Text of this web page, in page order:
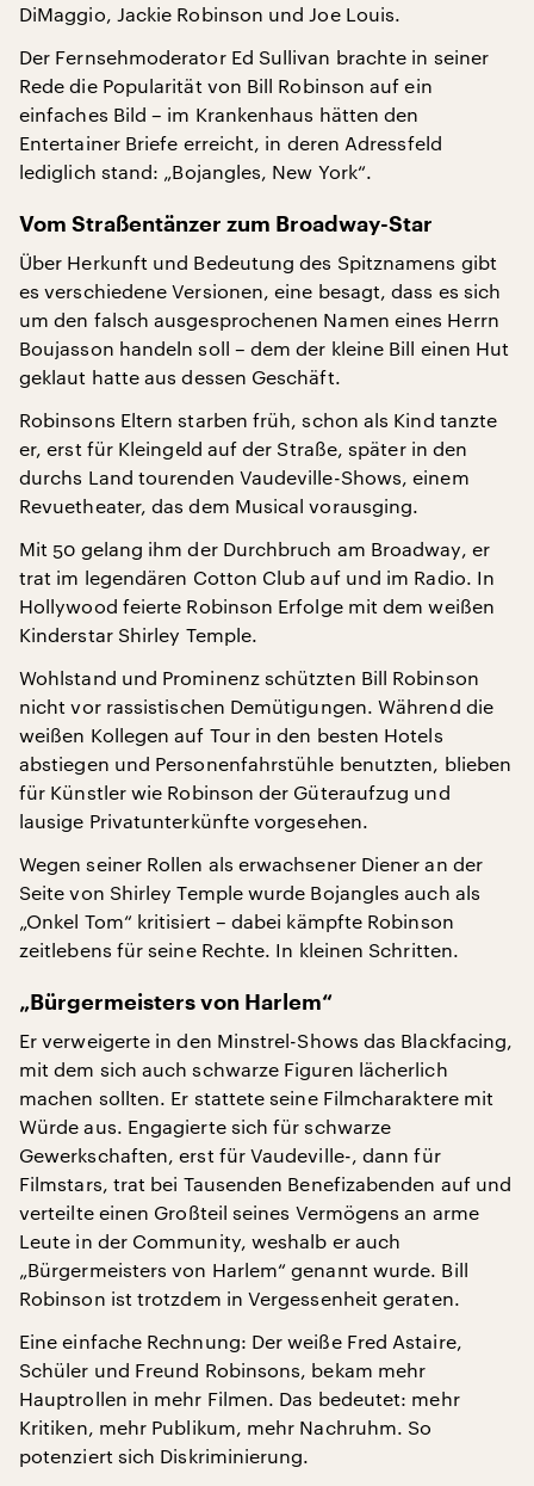
DiMaggio, Jackie Robinson und Joe Louis.
Der Fernsehmoderator Ed Sullivan brachte in seiner
Rede die Popularität von Bill Robinson auf ein
einfaches Bild – im Krankenhaus hätten den
Entertainer Briefe erreicht, in deren Adressfeld
lediglich stand: „Bojangles, New York“.
Vom Straßentänzer zum Broadway-Star
Über Herkunft und Bedeutung des Spitznamens gibt
es verschiedene Versionen, eine besagt, dass es sich
um den falsch ausgesprochenen Namen eines Herrn
Boujasson handeln soll – dem der kleine Bill einen Hut
geklaut hatte aus dessen Geschäft.
Robinsons Eltern starben früh, schon als Kind tanzte
er, erst für Kleingeld auf der Straße, später in den
durchs Land tourenden Vaudeville-Shows, einem
Revuetheater, das dem Musical vorausging.
Mit 50 gelang ihm der Durchbruch am Broadway, er
trat im legendären Cotton Club auf und im Radio. In
Hollywood feierte Robinson Erfolge mit dem weißen
Kinderstar Shirley Temple.
Wohlstand und Prominenz schützten Bill Robinson
nicht vor rassistischen Demütigungen. Während die
weißen Kollegen auf Tour in den besten Hotels
abstiegen und Personenfahrstühle benutzten, blieben
für Künstler wie Robinson der Güteraufzug und
lausige Privatunterkünfte vorgesehen.
Wegen seiner Rollen als erwachsener Diener an der
Seite von Shirley Temple wurde Bojangles auch als
„Onkel Tom“ kritisiert – dabei kämpfte Robinson
zeitlebens für seine Rechte. In kleinen Schritten.
„Bürgermeisters von Harlem“
Er verweigerte in den Minstrel-Shows das Blackfacing,
mit dem sich auch schwarze Figuren lächerlich
machen sollten. Er stattete seine Filmcharaktere mit
Würde aus. Engagierte sich für schwarze
Gewerkschaften, erst für Vaudeville-, dann für
Filmstars, trat bei Tausenden Benefizabenden auf und
verteilte einen Großteil seines Vermögens an arme
Leute in der Community, weshalb er auch
„Bürgermeisters von Harlem“ genannt wurde. Bill
Robinson ist trotzdem in Vergessenheit geraten.
Eine einfache Rechnung: Der weiße Fred Astaire,
Schüler und Freund Robinsons, bekam mehr
Hauptrollen in mehr Filmen. Das bedeutet: mehr
Kritiken, mehr Publikum, mehr Nachruhm. So
potenziert sich Diskriminierung.